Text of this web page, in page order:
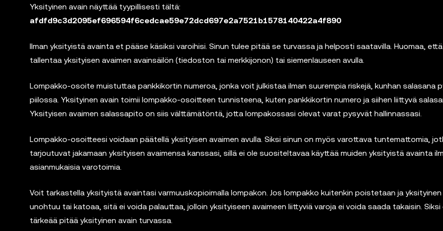
Yksityinen avain näyttää tyypillisesti tältä:
afdfd9c3d2095ef696594f6cedcae59e72dcd697e2a7521b1578140422a4f890
Ilman yksityistä avainta et pääse käsiksi varoihisi. Sinun tulee pitää se turvassa ja helposti saatavilla. Huomaa,
tallentaa yksityisen avaimen avainsäilön (tiedoston tai merkkijonon) tai siemenlauseen avulla.
Lompakko-osoite muistuttaa pankkikortin numeroa, jonka voit julkistaa ilman suurempia riskejä, kunhan salasana
piilossa. Yksityinen avain toimii lompakko-osoitteen tunnisteena, kuten pankkikortin numero ja siihen liittyvä
Yksityisen avaimen salassapito on siis välttämätöntä, jotta lompakossasi olevat varat pysyvät hallinnassasi.
Lompakko-osoitteesi voidaan päätellä yksityisen avaimen avulla. Siksi sinun on myös varottava tuntemattomia,
tarjoutuvat jakamaan yksityisen avaimensa kanssasi, sillä ei ole suositeltavaa käyttää muiden yksityistä avainta
asianmukaisia varotoimia.
Voit tarkastella yksityistä avaintasi varmuuskopioimalla lompakon. Jos lompakko kuitenkin poistetaan ja yksityinen
unohtuu tai katoaa, sitä ei voida palauttaa, jolloin yksityiseen avaimeen liittyviä varoja ei voida saada takaisin. Siksi
tärkeää pitää yksityinen avain turvassa.